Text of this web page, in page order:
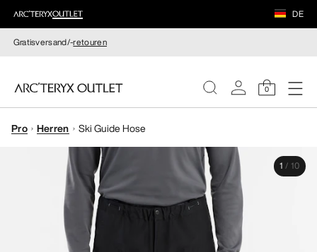
DE
Gratisversand/-retouren
0
DAMEN
HERREN
Pro Herren Ski Guide Hose
1 / 10